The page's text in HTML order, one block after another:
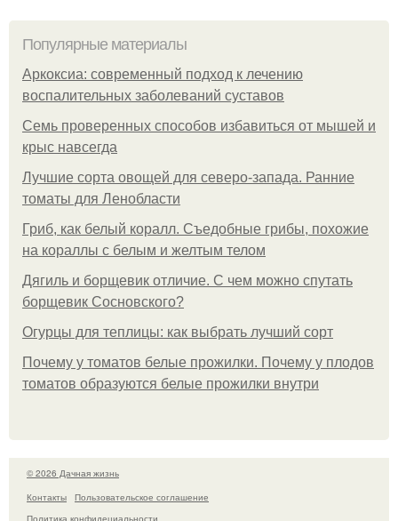
Популярные материалы
Аркоксиа: современный подход к лечению
воспалительных заболеваний суставов
Семь проверенных способов избавиться от мышей и
крыс навсегда
Лучшие сорта овощей для северо-запада. Ранние
томаты для Ленобласти
Гриб, как белый коралл. Съедобные грибы, похожие
на кораллы с белым и желтым телом
Дягиль и борщевик отличие. С чем можно спутать
борщевик Сосновского?
Огурцы для теплицы: как выбрать лучший сорт
Почему у томатов белые прожилки. Почему у плодов
томатов образуются белые прожилки внутри
© 2026 Дачная жизнь
Контакты
Пользовательское соглашение
Политика конфидециальности